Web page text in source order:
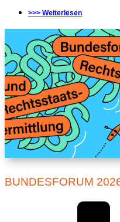
>>> Weiterlesen
BUNDESFORUM